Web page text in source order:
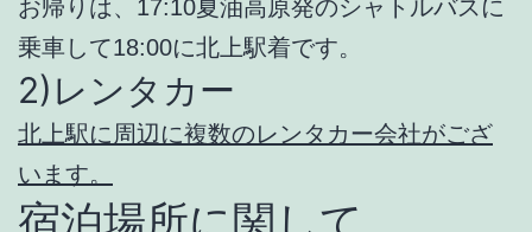
お帰りは、17:10夏油高原発のシャトルバスに
乗車して18:00に北上駅着です。
2)レンタカー
北上駅に周辺に複数のレンタカー会社がござ
います。
宿泊場所に関して